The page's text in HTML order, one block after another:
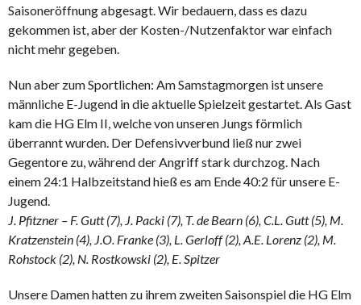
Saisoneröffnung abgesagt. Wir bedauern, dass es dazu
gekommen ist, aber der Kosten-/Nutzenfaktor war einfach
nicht mehr gegeben.
Nun aber zum Sportlichen: Am Samstagmorgen ist unsere
männliche E-Jugend in die aktuelle Spielzeit gestartet. Als Gast
kam die HG Elm II, welche von unseren Jungs förmlich
überrannt wurden. Der Defensivverbund ließ nur zwei
Gegentore zu, während der Angriff stark durchzog. Nach
einem 24:1 Halbzeitstand hieß es am Ende 40:2 für unsere E-
Jugend.
J. Pfitzner – F. Gutt (7), J. Packi (7), T. de Bearn (6), C.L. Gutt (5), M.
Kratzenstein (4), J.O. Franke (3), L. Gerloff (2), A.E. Lorenz (2), M.
Rohstock (2), N. Rostkowski (2), E. Spitzer
Unsere Damen hatten zu ihrem zweiten Saisonspiel die HG Elm